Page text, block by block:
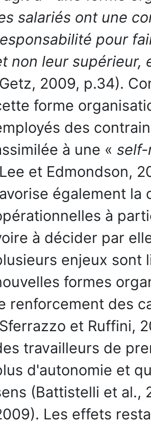
salariés ont une
pour
non leur supérieur,
2009, p.34).
forme
des
à une « self-
et Edmondson,
également la
à
à décider par
enjeux sont
formes
renforcement des
et Ruffini,
travailleurs de
d'autonomie et
(Battistelli et al.,
Les effets